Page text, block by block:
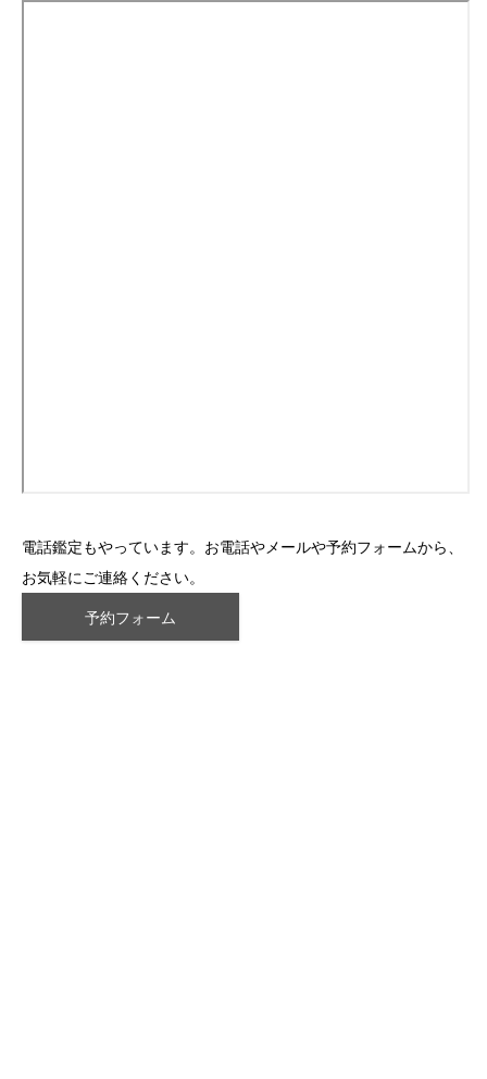
電話鑑定もやっています。お電話やメールや予約フォームから、
お気軽にご連絡ください。
予約フォーム